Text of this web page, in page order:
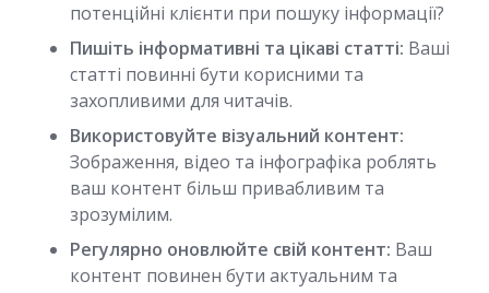
потенційні клієнти при пошуку інформації?
Пишіть інформативні та цікаві статті: Ваші
статті повинні бути корисними та
захопливими для читачів.
Використовуйте візуальний контент:
Зображення, відео та інфографіка роблять
ваш контент більш привабливим та
зрозумілим.
Регулярно оновлюйте свій контент: Ваш
контент повинен бути актуальним та